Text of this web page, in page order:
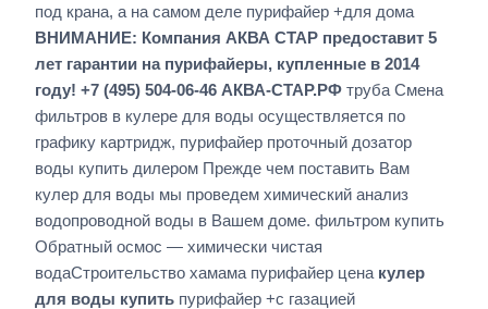
под крана, а на самом деле пурифайер +для дома
ВНИМАНИЕ: Компания АКВА СТАР предоставит 5
лет гарантии на пурифайеры, купленные в 2014
году! +7 (495) 504-06-46 АКВА-СТАР.РФ труба Смена
фильтров в кулере для воды осуществляется по
графику картридж, пурифайер проточный дозатор
воды купить дилером Прежде чем поставить Вам
кулер для воды мы проведем химический анализ
водопроводной воды в Вашем доме. фильтром купить
Обратный осмос — химически чистая
водаСтроительство хамама пурифайер цена кулер
для воды купить пурифайер +с газацией